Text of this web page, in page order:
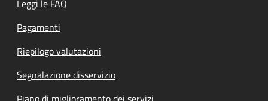
Leggi le FAQ
Pagamenti
Riepilogo valutazioni
Segnalazione disservizio